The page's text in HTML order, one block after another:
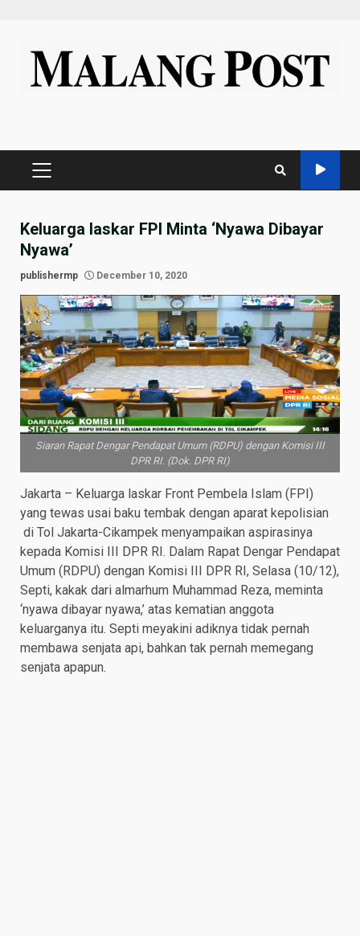
content
PRIMARY
Keluarga laskar FPI Minta ‘Nyawa Dibayar
Nyawa’
publishermp December 10, 2020
Siaran Rapat Dengar Pendapat Umum (RDPU) dengan Komisi III
DPR RI. (Dok. DPR RI)
Jakarta – Keluarga laskar Front Pembela Islam (FPI)
yang tewas usai baku tembak dengan aparat kepolisian
di Tol Jakarta-Cikampek menyampaikan aspirasinya
kepada Komisi III DPR RI. Dalam Rapat Dengar Pendapat
Umum (RDPU) dengan Komisi III DPR RI, Selasa (10/12),
Septi, kakak dari almarhum Muhammad Reza, meminta
‘nyawa dibayar nyawa,’ atas kematian anggota
keluarganya itu. Septi meyakini adiknya tidak pernah
membawa senjata api, bahkan tak pernah memegang
senjata apapun.